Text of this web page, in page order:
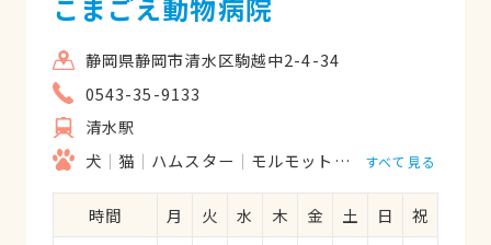
こまごえ動物病院
静岡県静岡市清水区駒越中2-4-34
0543-35-9133
清水駅
犬
猫 ハムスター モルモット フェレット
すべて見る
時間 月 火 水 木 金 土 日
祝